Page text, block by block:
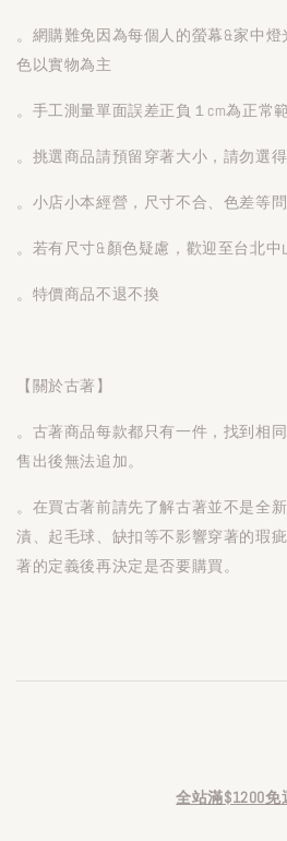
。網購難免因為每個人的螢幕&家中
色以實物為主
。手工測量單面誤差正負１cm為正常
。挑選商品請預留穿著大小，請勿選
。小店小本經營，尺寸不合、色差等
。若有尺寸&顏色疑慮，歡迎至台北
。特價商品不退不換
【關於古著】
。古著商品每款都只有一件，找到相
售出後無法追加。
。在買古著前請先了解古著並不是全
漬、起毛球、缺扣等不影響穿著的瑕
著的定義後再決定是否要購買。
全站滿$1200免